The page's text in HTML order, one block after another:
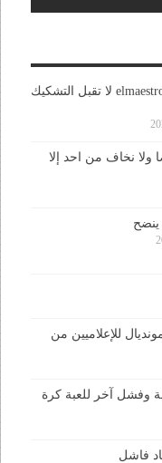
مصداقية elmaestrosport لا تقبل التشكيك
ولا نخاف من احد إلا
ينضح
للإعلاميين من
وفشل آخر للعبة كرة
فاشل